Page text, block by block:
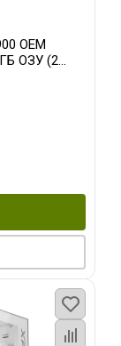
OEM
ОЗУ (2
GDDR7